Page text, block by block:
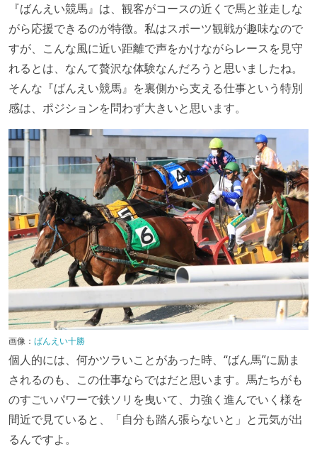
『ばんえい競馬』は、観客がコースの近くで馬と並走しな
がら応援できるのが特徴。私はスポーツ観戦が趣味なので
すが、こんな風に近い距離で声をかけながらレースを見守
れるとは、なんて贅沢な体験なんだろうと思いましたね。
そんな『ばんえい競馬』を裏側から支える仕事という特別
感は、ポジションを問わず大きいと思います。
画像： ばんえい十勝
個人的には、何かツラいことがあった時、“ばん馬”に励ま
されるのも、この仕事ならではだと思います。馬たちがも
のすごいパワーで鉄ソリを曳いて、力強く進んでいく様を
間近で見ていると、「自分も踏ん張らないと」と元気が出
るんですよ。